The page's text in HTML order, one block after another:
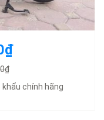
chính hãng